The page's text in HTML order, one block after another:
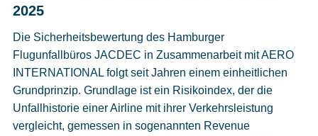
2025
Die Sicherheitsbewertung des Hamburger
Flugunfallbüros JACDEC in Zusammenarbeit mit AERO
INTERNATIONAL folgt seit Jahren einem einheitlichen
Grundprinzip. Grundlage ist ein Risikoindex, der die
Unfallhistorie einer Airline mit ihrer Verkehrsleistung
vergleicht, gemessen in sogenannten Revenue